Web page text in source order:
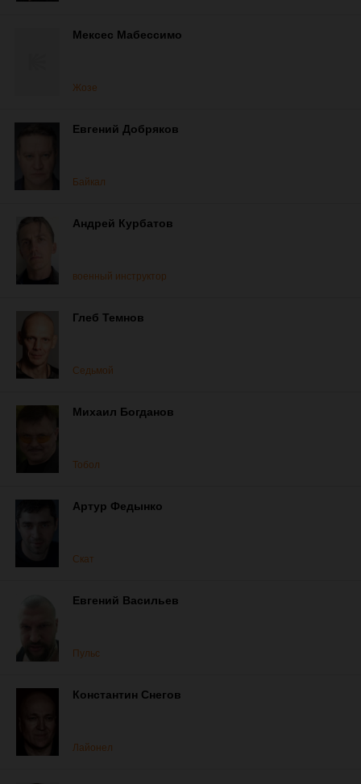
Мексес Мабессимо
Жозе
Евгений Добряков
Байкал
Андрей Курбатов
военный инструктор
Глеб Темнов
Седьмой
Михаил Богданов
Тобол
Артур Федынко
Скат
Евгений Васильев
Пульс
Константин Снегов
Лайонел